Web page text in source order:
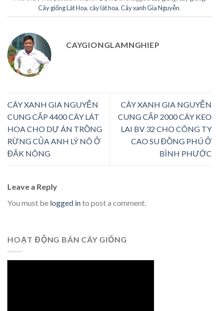
Cây giống Lát Hoa,cây lát hoa,Cây xanh Gia Nguyễn.
CAYGIONGLAMNGHIEP
CÂY XANH GIA NGUYỄN
CUNG CẤP 4400 CÂY LÁT
HOA CHO DỰ ÁN TRỒNG
RỪNG CỦA ANH LÝ NÔ Ở
ĐĂK NÔNG
CÂY XANH GIA NGUYỄN
CUNG CẤP 2000 CÂY KEO
LAI BV 32 CHO CÔNG TY
CAO SU ĐỒNG PHÚ Ở
BÌNH PHƯỚC
Leave a Reply
You must be logged into post a comment.
HOẠT ĐỘNG BÁN CÂY GIỐNG